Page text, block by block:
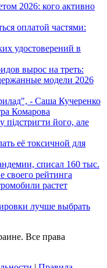
2026: кого активно
оплатой частями:
удостоверений в
вырос на треть:
модели 2026
- Саша Кучеренко
Комарова
підстригти його, але
её токсичной для
списал 160 тыс.
своего рейтинга
растет
лучше выбрать
Все права